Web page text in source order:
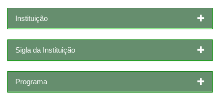
Instituição
Sigla da Instituição
Programa